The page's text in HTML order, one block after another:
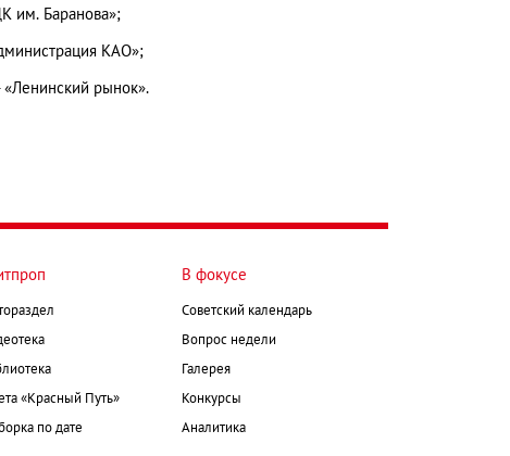
им. Баранова»;
КАО»;
«Ленинский рынок».
«Красный Путь»
по дате
В фокусе
Советский календарь
Вопрос недели
Галерея
Конкурсы
Аналитика